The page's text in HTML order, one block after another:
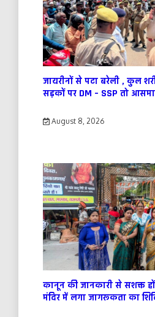
जायरीनों से पटा बरेली , कुल
सड़कों पर DM – SSP तो
August 8, 2026
कानून की जानकारी से सशक्त
मंदिर में लगा जागरूकता का